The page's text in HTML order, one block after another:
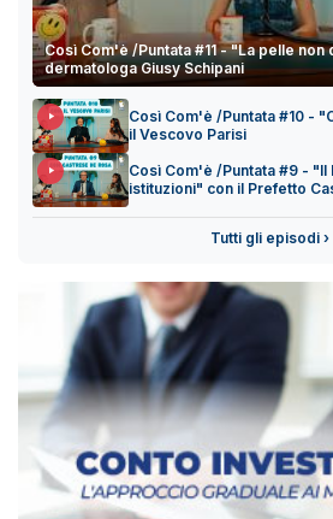
Così Com'è /Puntata #11 - "La pelle non
dermatologa Giusy Schipani
Così Com'è /Puntata #10 -
il Vescovo Parisi
Così Com'è /Puntata #9 - "Il
istituzioni" con il Prefetto
Tutti gli episodi ›